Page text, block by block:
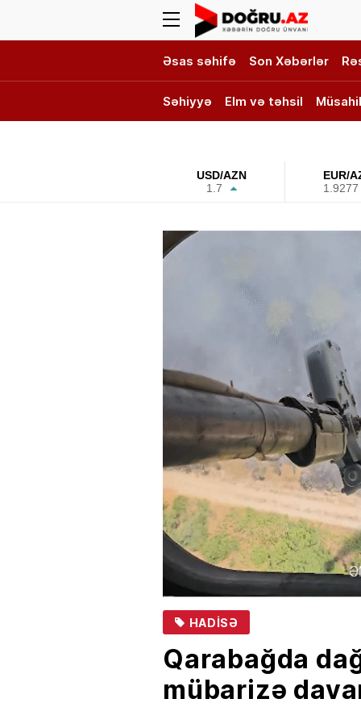
Əsas səhifə Son Xəbərlər
Səhiyyə Elm və təhsil
USD/AZN
1.7
EUR/
1.9277
HADISƏ
Qarabağda
mübarizə